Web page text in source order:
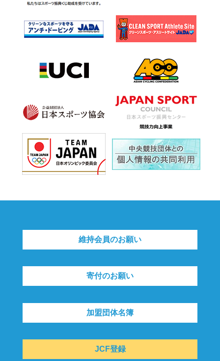
維持会員のお願い
寄付のお願い
加盟団体名簿
JCF登録